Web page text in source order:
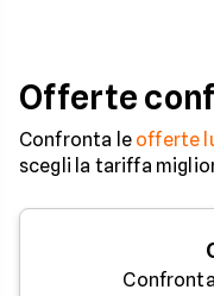
Offerte
Confronta le offerte
scegli la tariffa